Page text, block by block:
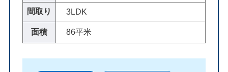
間取り 3LDK
面積 86平米